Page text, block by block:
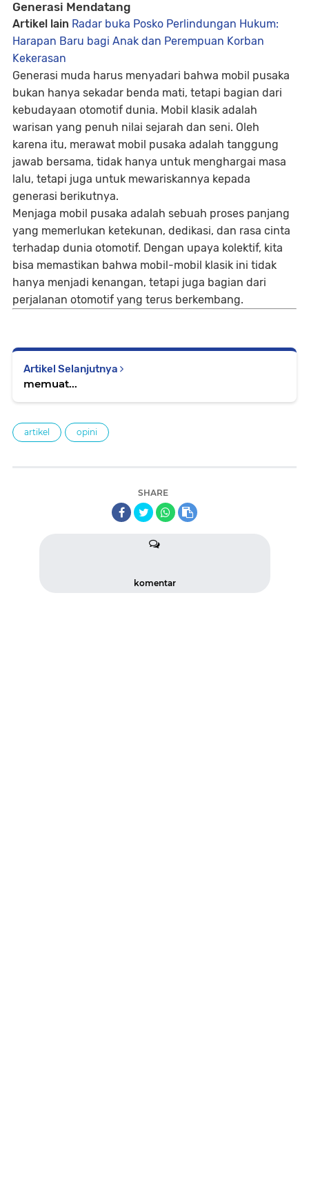
Generasi Mendatang
Artikel lain Radar buka Posko Perlindungan Hukum:
Harapan Baru bagi Anak dan Perempuan Korban
Kekerasan
Generasi muda harus menyadari bahwa mobil pusaka
bukan hanya sekadar benda mati, tetapi bagian dari
kebudayaan otomotif dunia. Mobil klasik adalah
warisan yang penuh nilai sejarah dan seni. Oleh
karena itu, merawat mobil pusaka adalah tanggung
jawab bersama, tidak hanya untuk menghargai masa
lalu, tetapi juga untuk mewariskannya kepada
generasi berikutnya.
Menjaga mobil pusaka adalah sebuah proses panjang
yang memerlukan ketekunan, dedikasi, dan rasa cinta
terhadap dunia otomotif. Dengan upaya kolektif, kita
bisa memastikan bahwa mobil-mobil klasik ini tidak
hanya menjadi kenangan, tetapi juga bagian dari
perjalanan otomotif yang terus berkembang.
Artikel Selanjutnya
memuat...
artikel opini
SHARE
komentar